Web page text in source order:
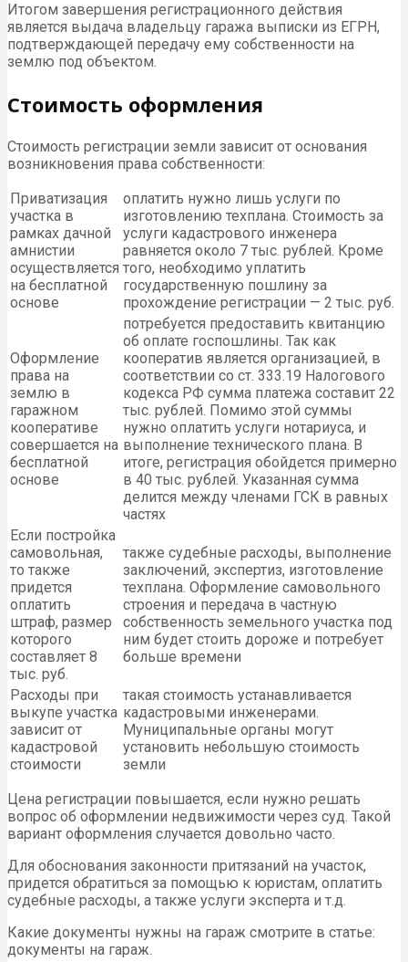
Итогом завершения регистрационного действия
является выдача владельцу гаража выписки из ЕГРН,
подтверждающей передачу ему собственности на
землю под объектом.
Стоимость оформления
Стоимость регистрации земли зависит от основания
возникновения права собственности:
Приватизация
участка в
рамках дачной
амнистии
осуществляется
на бесплатной
основе
оплатить нужно лишь услуги по
изготовлению техплана. Стоимость за
услуги кадастрового инженера
равняется около 7 тыс. рублей. Кроме
того, необходимо уплатить
государственную пошлину за
прохождение регистрации — 2 тыс. руб.
Оформление
права на
землю в
гаражном
кооперативе
совершается на
бесплатной
основе
потребуется предоставить квитанцию
об оплате госпошлины. Так как
кооператив является организацией, в
соответствии со ст. 333.19 Налогового
кодекса РФ сумма платежа составит 22
тыс. рублей. Помимо этой суммы
нужно оплатить услуги нотариуса, и
выполнение технического плана. В
итоге, регистрация обойдется примерно
в 40 тыс. рублей. Указанная сумма
делится между членами ГСК в равных
частях
Если постройка
самовольная,
то также
придется
оплатить
штраф, размер
которого
составляет 8
тыс. руб.
также судебные расходы, выполнение
заключений, экспертиз, изготовление
техплана. Оформление самовольного
строения и передача в частную
собственность земельного участка под
ним будет стоить дороже и потребует
больше времени
Расходы при
выкупе участка
зависит от
кадастровой
стоимости
такая стоимость устанавливается
кадастровыми инженерами.
Муниципальные органы могут
установить небольшую стоимость
земли
Цена регистрации повышается, если нужно решать
вопрос об оформлении недвижимости через суд. Такой
вариант оформления случается довольно часто.
Для обоснования законности притязаний на участок,
придется обратиться за помощью к юристам, оплатить
судебные расходы, а также услуги эксперта и т.д.
Какие документы нужны на гараж смотрите в статье:
документы на гараж.